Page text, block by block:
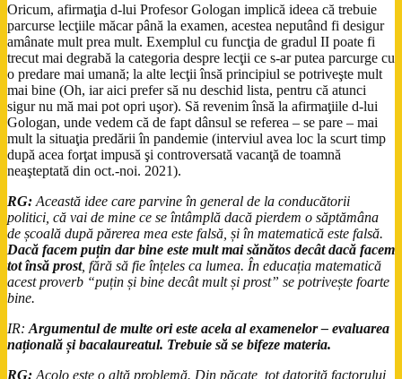
Oricum, afirmaţia d-lui Profesor Gologan implică ideea că trebuie
parcurse lecţiile măcar până la examen, acestea neputând fi desigur
amânate mult prea mult. Exemplul cu funcţia de gradul II poate fi
trecut mai degrabă la categoria despre lecţii ce s-ar putea parcurge cu
o predare mai umană; la alte lecţii însă principiul se potriveşte mult
mai bine (Oh, iar aici prefer să nu deschid lista, pentru că atunci
sigur nu mă mai pot opri uşor). Să revenim însă la afirmaţiile d-lui
Gologan, unde vedem că de fapt dânsul se referea – se pare – mai
mult la situaţia predării în pandemie (interviul avea loc la scurt timp
după acea forţat impusă şi controversată vacanţă de toamnă
neaşteptată din oct.-noi. 2021).
RG: Această idee care parvine în general de la conducătorii
politici, că vai de mine ce se întâmplă dacă pierdem o săptămâna
de școală după părerea mea este falsă, și în matematică este falsă.
Dacă facem puțin dar bine este mult mai sănătos decât dacă facem
tot însă prost, fără să fie înțeles ca lumea. În educația matematică
acest proverb “puțin și bine decât mult și prost” se potrivește foarte
bine.
IR: Argumentul de multe ori este acela al examenelor – evaluarea
națională și bacalaureatul. Trebuie să se bifeze materia.
RG: Acolo este o altă problemă. Din păcate, tot datorită factorului